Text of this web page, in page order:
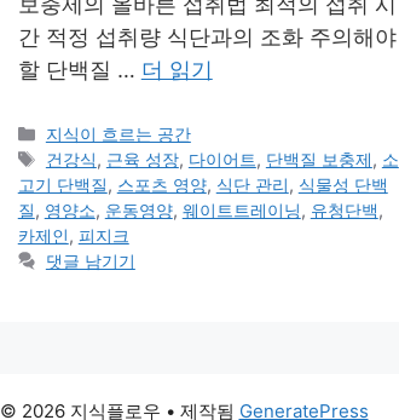
간 적정 섭취량 식단과의 조화 주의해야
할 단백질 … 더 읽기
카
테
고
리
지식이 흐르는 공간
태
그
건강식, 근육 성장, 다이어트, 단백질 보충제, 소
고기 단백질, 스포츠 영양, 식단 관리, 식물성 단백
질, 영양소, 운동영양, 웨이트트레이닝, 유청단백,
카제인, 피지크
댓글 남기기
© 2026 지식플로우 • 제작됨 GeneratePress